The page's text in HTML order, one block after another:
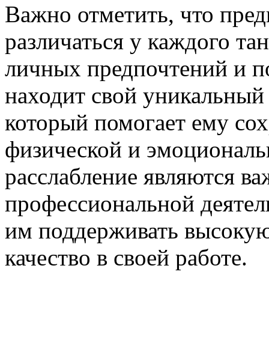
Важно отметить, что
различаться у каждого
личных предпочтений и
находит свой
который помогает ему
физической и
расслабление являются
профессиональной
им поддерживать
качество в своей работе.